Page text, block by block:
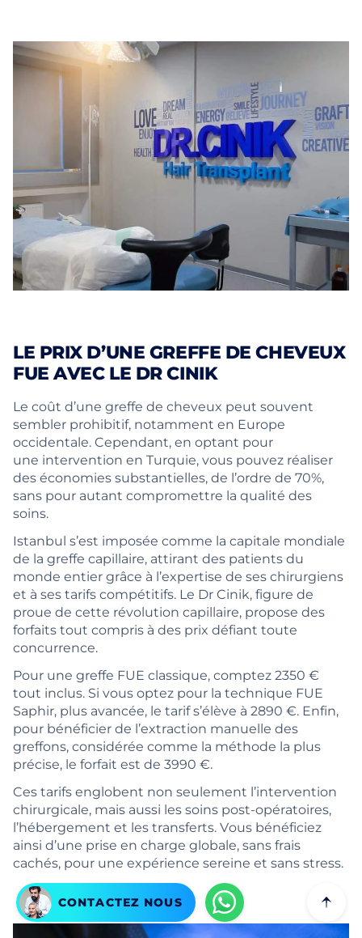
LE PRIX D’UNE GREFFE DE CHEVEUX
FUE AVEC LE DR CINIK
Le coût d’une greffe de cheveux peut souvent
sembler prohibitif, notamment en Europe
occidentale. Cependant, en optant pour
une intervention en Turquie, vous pouvez réaliser
des économies substantielles, de l’ordre de 70%,
sans pour autant compromettre la qualité des
soins.
Istanbul s’est imposée comme la capitale mondiale
de la greffe capillaire, attirant des patients du
monde entier grâce à l’expertise de ses chirurgiens
et à ses tarifs compétitifs. Le Dr Cinik, figure de
proue de cette révolution capillaire, propose des
forfaits tout compris à des prix défiant toute
concurrence.
Pour une greffe FUE classique, comptez 2350 €
tout inclus. Si vous optez pour la technique FUE
Saphir, plus avancée, le tarif s’élève à 2890 €. Enfin,
pour bénéficier de l’extraction manuelle des
greffons, considérée comme la méthode la plus
précise, le forfait est de 3990 €.
Ces tarifs englobent non seulement l’intervention
chirurgicale, mais aussi les soins post-opératoires,
l’hébergement et les transferts. Vous bénéficiez
ainsi d’une prise en charge globale, sans frais
cachés, pour une expérience sereine et sans stress.
CONTACTEZ NOUS